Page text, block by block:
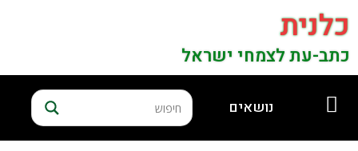
כלנית
כתב-עת לצמחי ישראל
נושאים